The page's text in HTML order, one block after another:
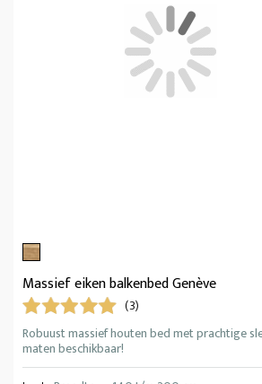
Massief eiken balkenbed Genève
(3)
Robuust massief houten bed met prachtige
maten beschikbaar!